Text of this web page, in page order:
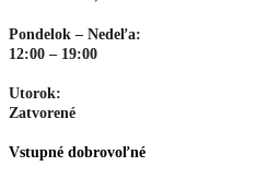
Pondelok – Nedeľa:
12:00 – 19:00
Utorok:
Zatvorené
Vstupné dobrovoľné